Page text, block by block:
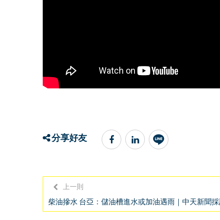
分享好友
上一則
柴油摻水 台亞：儲油槽進水或加油遇雨｜中天新聞